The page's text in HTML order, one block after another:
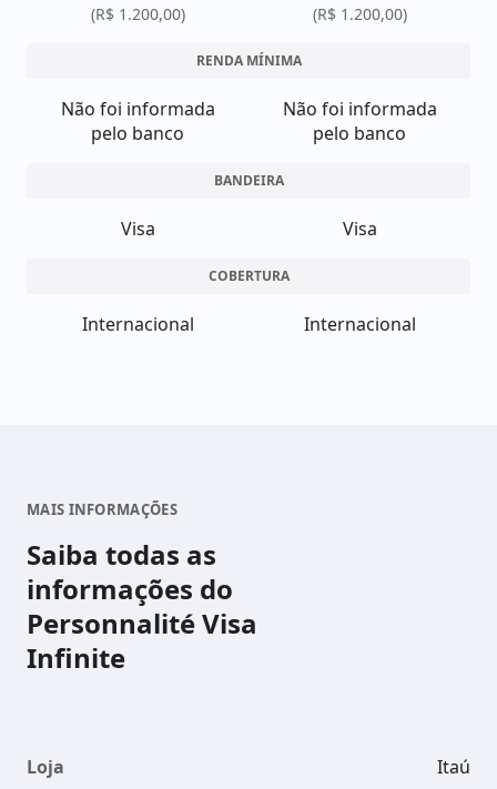
(R$ 1.200,00) (R$ 1.200,00)
RENDA MÍNIMA
Não foi informada
pelo banco
Não foi informada
pelo banco
BANDEIRA
Visa Visa
COBERTURA
Internacional Internacional
MAIS INFORMAÇÕES
Saiba todas as
informações do
Personnalité Visa
Infinite
Loja Itaú